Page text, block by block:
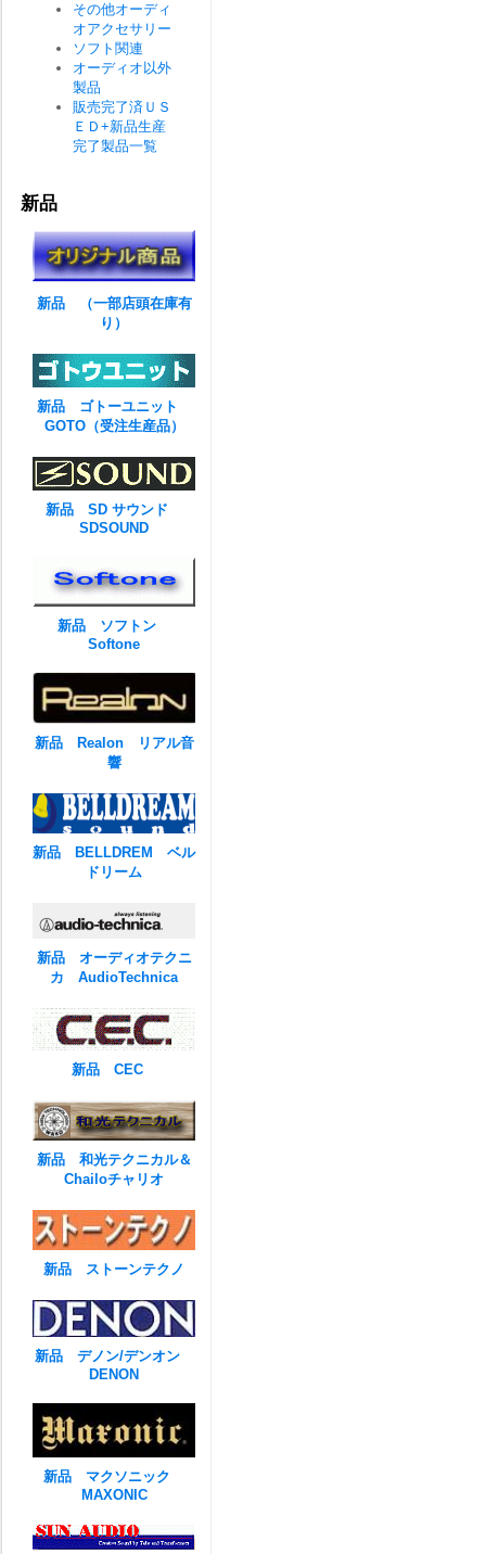
その他オーディ
オアクセサリー
ソフト関連
オーディオ以外
製品
販売完了済ＵＳ
ＥＤ+新品生産
完了製品一覧
新品
新品 （一部店頭在庫有
り）
新品 ゴトーユニット
GOTO（受注生産品）
新品 SD サウンド
SDSOUND
新品 ソフトン
Softone
新品 Realon リアル音
響
新品 BELLDREM ベル
ドリーム
新品 オーディオテクニ
カ AudioTechnica
新品 CEC
新品 和光テクニカル＆
Chailoチャリオ
新品 ストーンテクノ
新品 デノン/デンオン
DENON
新品 マクソニック
MAXONIC